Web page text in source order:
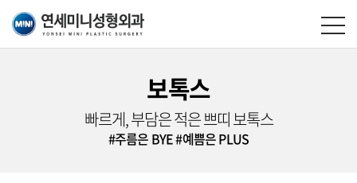
보톡스
빠르게, 부담은 적은 쁘띠 보톡스
#주름은 BYE#예쁨은 PLUS